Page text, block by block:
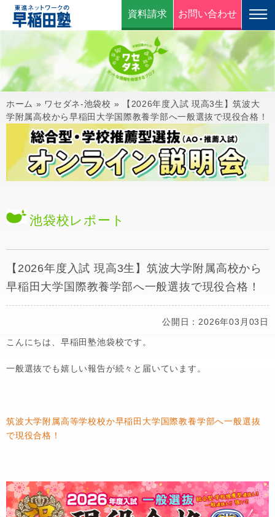
資料請求 お問い合わせ
ホーム » ワセダネ-池袋校 »
【2026年度入試 現高3生】筑波大
学附属高校から早稲田大学国際教養学部へ一般選抜で現役合格！
池袋校レポート
【2026年度入試 現高3生】筑波大学附属高校から
早稲田大学国際教養学部へ一般選抜で現役合格！
公開日：2026年03月03日
こんにちは、早稲田塾池袋校です。
一般選抜でも嬉しい報告が続々と届いています。
筑波大学附属高等学校校か早稲田大学国際教養学部へ一般選抜
で現役合格！